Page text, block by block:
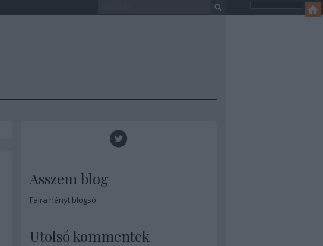
Asszem blog
Falra hányt blogsó
Utolsó kommentek